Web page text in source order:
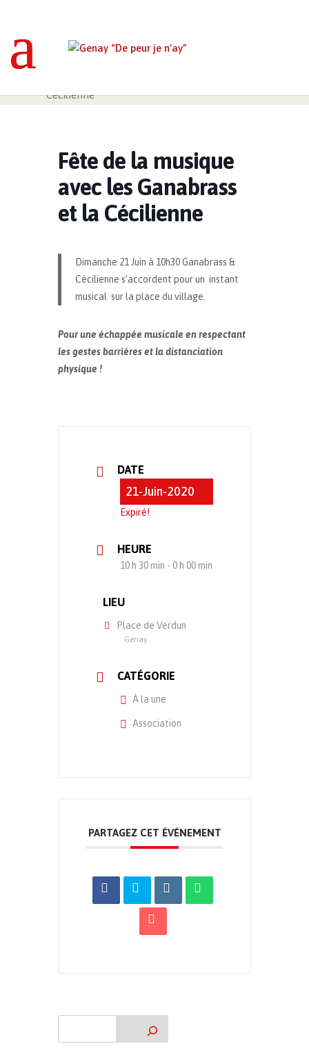
Cécilienne
Fête de la musique
avec les Ganabrass
et la Cécilienne
Dimanche 21 Juin à 10h30 Ganabrass &
Cécilienne s’accordent pour un instant
musical sur la place du village.
Pour une échappée musicale en respectant
les gestes barrières et la distanciation
physique !
DATE
21-Juin-2020
Expiré!
HEURE
10 h 30 min - 0 h 00 min
LIEU
Place de Verdun
Genay
CATÉGORIE
À la une
Association
PARTAGEZ CET ÉVÉNEMENT